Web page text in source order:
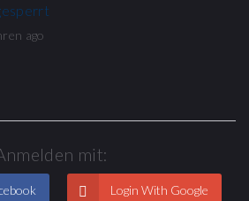
ago
mit:
Login With Google